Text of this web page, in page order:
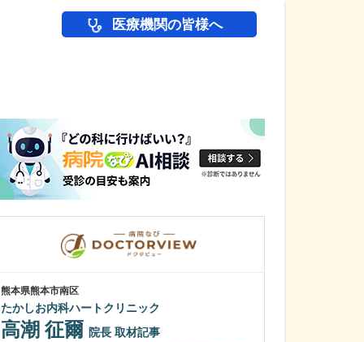
医療機関の皆様へ
熊本県熊本市南区
たかしお内科ハートクリニック
高潮 征爾 院長 取材記事